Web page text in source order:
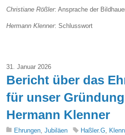
Christiane Rößler: Ansprache der
Hermann Klenner: Schlusswort
31. Januar 2026
Bericht über das
für unser
Hermann Klenner
Ehrungen ,Jubiläen Haßler.G